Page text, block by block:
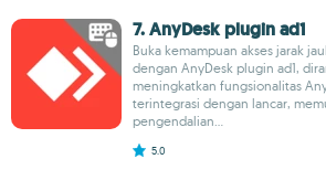
7. AnyDesk plugin ad1
Buka kemampuan akses jarak
dengan AnyDesk plugin ad1,
meningkatkan fungsionalitas
terintegrasi dengan lancar,
pengendalian...
5.0